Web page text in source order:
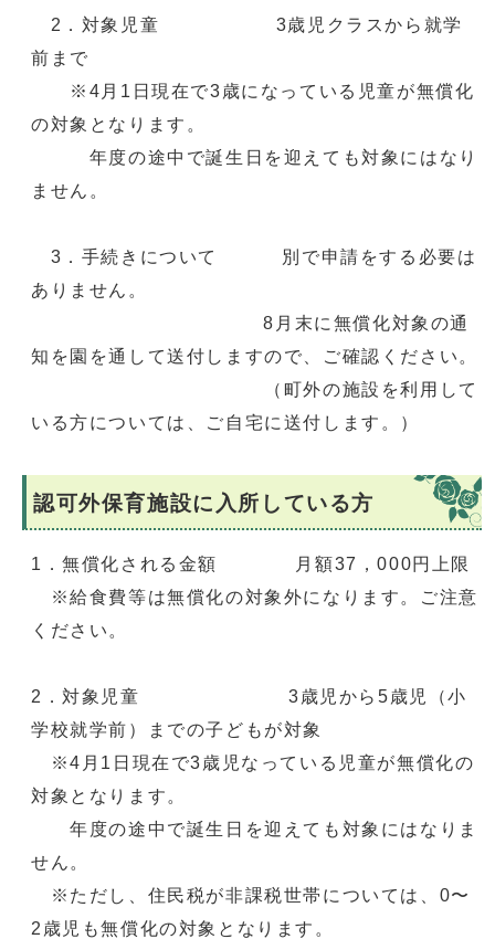
2．対象児童 3歳児クラスから就学
前まで
※4月1日現在で3歳になっている児童が無償化
の対象となります。
年度の途中で誕生日を迎えても対象にはなり
ません。
3．手続きについて 別で申請をする必要は
ありません。
8月末に無償化対象の通
知を園を通して送付しますので、ご確認ください。
（町外の施設を利用して
いる方については、ご自宅に送付します。）
認可外保育施設に入所している方
1．無償化される金額 月額37，000円上限
※給食費等は無償化の対象外になります。ご注意
ください。
2．対象児童 3歳児から5歳児（小
学校就学前）までの子どもが対象
※4月1日現在で3歳児なっている児童が無償化の
対象となります。
年度の途中で誕生日を迎えても対象にはなりま
せん。
※ただし、住民税が非課税世帯については、0〜
2歳児も無償化の対象となります。